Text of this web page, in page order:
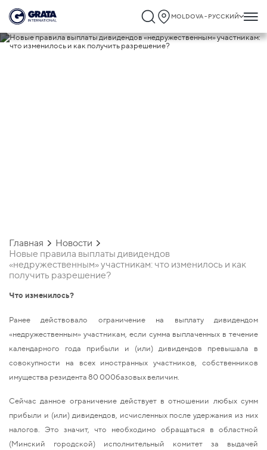
MOLDOVA - РУССКИЙ
Главная
Новости
Новые правила выплаты дивидендов
«недружественным» участникам: что изменилось и как
получить разрешение?
Что изменилось?
Ранее действовало ограничение на выплату дивидендом
«недружественным» участникам, если сумма выплаченных в течение
календарного года прибыли и (или) дивидендов превышала в
совокупности на всех иностранных участников, собственников
имущества резидента 80 000базовых величин.
Сейчас данное ограничение действует в отношении любых сумм
прибыли и (или) дивидендов, исчисленных после удержания из них
налогов. Это значит, что необходимо обращаться в областной
(Минский городской) исполнительный комитет за выдачей